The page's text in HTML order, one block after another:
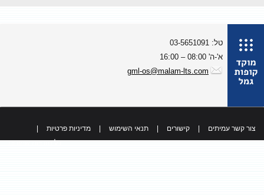
טל: 03-5651091
א'-ה' 08:00 – 16:00
gml-os@malam-lts.com
צור קשר עמיתים קישורים תנאי השימוש מדיניות פרטיות
כל הזכויות שמורות